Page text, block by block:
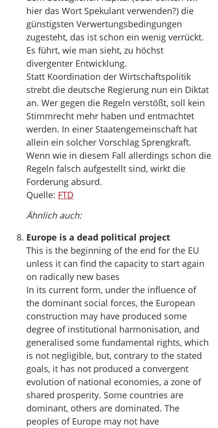
hier das Wort Spekulant verwenden?) die
günstigsten Verwertungsbedingungen
zugesteht, das ist schon ein wenig verrückt.
Es führt, wie man sieht, zu höchst
divergenter Entwicklung.
Statt Koordination der Wirtschaftspolitik
strebt die deutsche Regierung nun ein Diktat
an. Wer gegen die Regeln verstößt, soll kein
Stimmrecht mehr haben und entmachtet
werden. In einer Staatengemeinschaft hat
allein ein solcher Vorschlag Sprengkraft.
Wenn wie in diesem Fall allerdings schon die
Regeln falsch aufgestellt sind, wirkt die
Forderung absurd.
Quelle: FTD
Ähnlich auch:
Europe is a dead political project
This is the beginning of the end for the EU
unless it can find the capacity to start again
on radically new bases
In its current form, under the influence of
the dominant social forces, the European
construction may have produced some
degree of institutional harmonisation, and
generalised some fundamental rights, which
is not negligible, but, contrary to the stated
goals, it has not produced a convergent
evolution of national economies, a zone of
shared prosperity. Some countries are
dominant, others are dominated. The
peoples of Europe may not have